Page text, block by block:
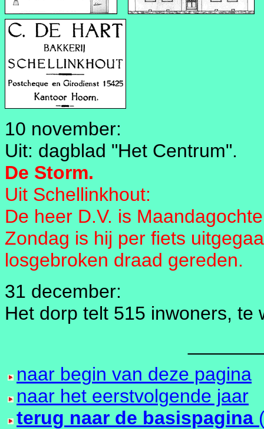
10 november:
Uit: dagblad "Het Centrum".
De Storm.
Uit Schellinkhout:
De heer D.V. is
Zondag is hij per fiets
losgebroken draad gereden.
31 december:
Het dorp telt 515 inwoners,
naar begin van deze pagina
naar het eerstvolgende jaar
terug naar de basispagina